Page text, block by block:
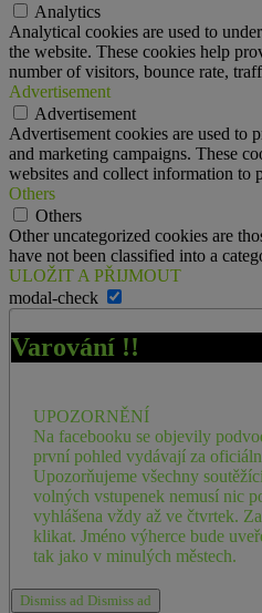
Analytics
Analytical cookies are used to
the website. These cookies help
number of visitors, bounce rate,
Advertisement
Advertisement
Advertisement cookies are used to
and marketing campaigns. These
websites and collect information to
Others
Others
Other uncategorized cookies are
have not been classified into a
ULOŽIT A PŘIJMOUT
modal-check
Varování !!
UPOZORNĚNÍ
Na facebooku se objevily
první pohled vydávají za
Upozorňujeme všechny
volných vstupenek nemusí nic
vyhlášena vždy až ve čtvrtek.
klikat. Jméno výherce bude
tak jako v minulých městech.
Dismiss ad Dismiss ad